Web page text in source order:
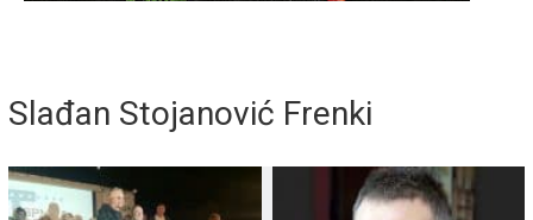
Slađan Stojanović Frenki